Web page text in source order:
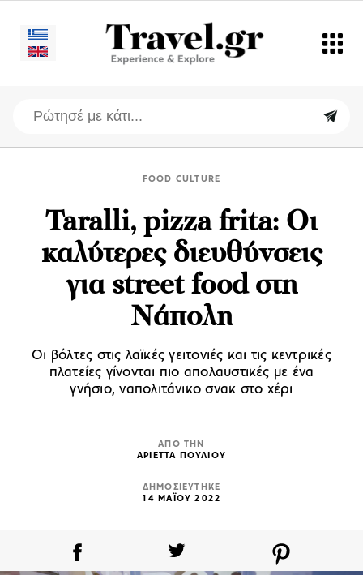
FOOD CULTURE
Taralli, pizza frita: Οι
καλύτερες διευθύνσεις
για street food στη
Νάπολη
Οι βόλτες στις λαϊκές γειτονιές και τις κεντρικές
πλατείες γίνονται πιο απολαυστικές με ένα
γνήσιο, ναπολιτάνικο σνακ στο χέρι
ΑΠΟ ΤΗΝ
ΑΡΙΕΤΤΑ ΠΟΥΛΙΟΥ
ΔΗΜΟΣΙΕΥΤΗΚΕ
14 ΜΑΪΟΥ 2022